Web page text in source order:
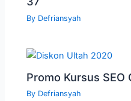
By Defriansyah
Promo Kursus
By Defriansyah